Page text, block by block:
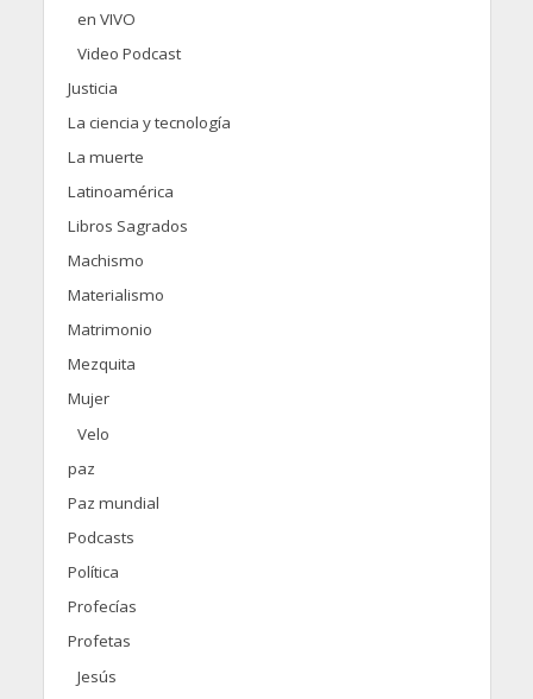
en VIVO
Video Podcast
Justicia
La ciencia y tecnología
La muerte
Latinoamérica
Libros Sagrados
Machismo
Materialismo
Matrimonio
Mezquita
Mujer
Velo
paz
Paz mundial
Podcasts
Política
Profecías
Profetas
Jesús